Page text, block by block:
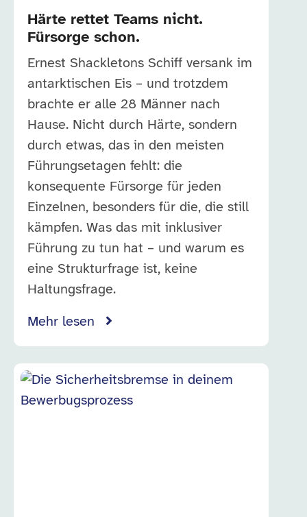
Härte rettet Teams nicht.
Fürsorge schon.
Ernest Shackletons Schiff versank im
antarktischen Eis – und trotzdem
brachte er alle 28 Männer nach
Hause. Nicht durch Härte, sondern
durch etwas, das in den meisten
Führungsetagen fehlt: die
konsequente Fürsorge für jeden
Einzelnen, besonders für die, die still
kämpfen. Was das mit inklusiver
Führung zu tun hat – und warum es
eine Strukturfrage ist, keine
Haltungsfrage.
Mehr lesen